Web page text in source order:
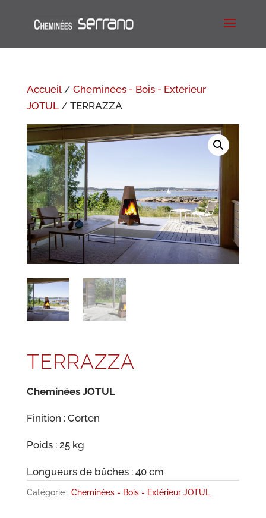
Accueil/ Cheminées - Bois - Extérieur
JOTUL/ TERRAZZA
TERRAZZA
Cheminées JOTUL
Finition : Corten
Poids : 25 kg
Longueurs de bûches : 40 cm
Catégorie : Cheminées - Bois - Extérieur JOTUL